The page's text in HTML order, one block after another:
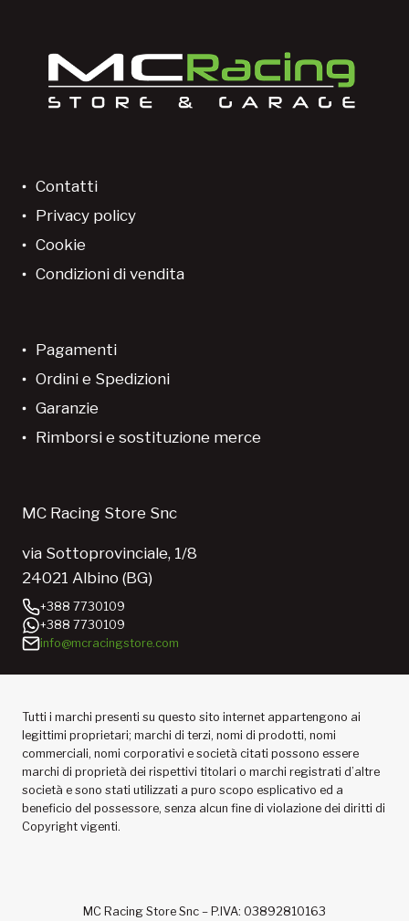
Contatti
Privacy policy
Cookie
Condizioni di vendita
Pagamenti
Ordini e Spedizioni
Garanzie
Rimborsi e sostituzione merce
MC Racing Store Snc
via Sottoprovinciale, 1/8
24021 Albino (BG)
+388 7730109
+388 7730109
info@mcracingstore.com
Tutti i marchi presenti su questo sito internet appartengono ai
legittimi proprietari; marchi di terzi, nomi di prodotti, nomi
commerciali, nomi corporativi e società citati possono essere
marchi di proprietà dei rispettivi titolari o marchi registrati d’altre
società e sono stati utilizzati a puro scopo esplicativo ed a
beneficio del possessore, senza alcun fine di violazione dei diritti di
Copyright vigenti.
MC Racing Store Snc – P.IVA: 03892810163